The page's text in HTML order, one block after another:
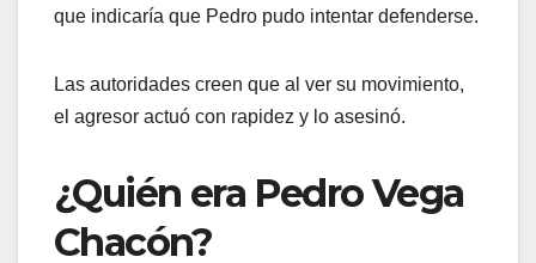
que indicaría que Pedro pudo intentar defenderse.
Las autoridades creen que al ver su movimiento,
el agresor actuó con rapidez y lo asesinó.
¿Quién era Pedro Vega
Chacón?